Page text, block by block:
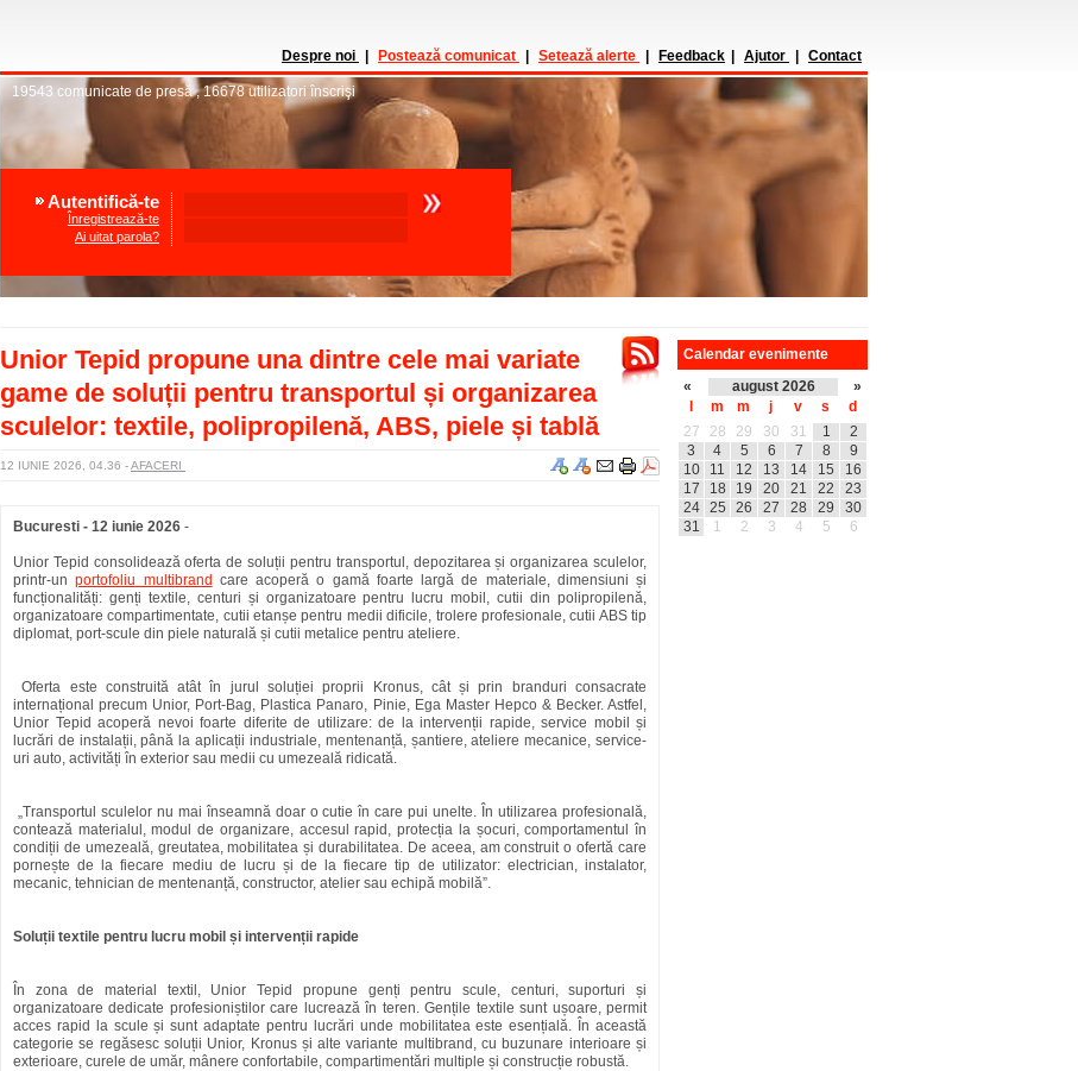
Despre noi Postează comunicat Setează alerte Feedback Ajutor Contact
19543 comunicate de presă,16678 utilizatori înscrişi
Autentifică-te
Înregistrează-te
Ai uitat parola?
Unior Tepid propune una dintre cele mai variate
game de soluții pentru transportul și organizarea
sculelor: textile, polipropilenă, ABS, piele și tablă
12 IUNIE 2026, 04.36 -AFACERI
Bucuresti - 12 iunie 2026 -
Unior Tepid consolidează oferta de soluții pentru transportul, depozitarea și organizarea sculelor,
printr-unportofoliu multibrand care acoperă o gamă foarte largă de materiale, dimensiuni și
funcționalități: genți textile, centuri și organizatoare pentru lucru mobil, cutii din polipropilenă,
organizatoare compartimentate, cutii etanșe pentru medii dificile, trolere profesionale, cutii ABS tip
diplomat, port-scule din piele naturală și cutii metalice pentru ateliere.
Oferta este construită atât în jurul soluției proprii Kronus, cât și prin branduri consacrate
internațional precum Unior, Port-Bag, Plastica Panaro, Pinie, Ega Master Hepco & Becker. Astfel,
Unior Tepid acoperă nevoi foarte diferite de utilizare: de la intervenții rapide, service mobil și
lucrări de instalații, până la aplicații industriale, mentenanță, șantiere, ateliere mecanice, service-
uri auto, activități în exterior sau medii cu umezeală ridicată.
„Transportul sculelor nu mai înseamnă doar o cutie în care pui unelte. În utilizarea profesională,
contează materialul, modul de organizare, accesul rapid, protecția la șocuri, comportamentul în
condiții de umezeală, greutatea, mobilitatea și durabilitatea. De aceea, am construit o ofertă care
pornește de la fiecare mediu de lucru și de la fiecare tip de utilizator: electrician, instalator,
mecanic, tehnician de mentenanță, constructor, atelier sau echipă mobilă”.
Soluții textile pentru lucru mobil și intervenții rapide
În zona de material textil, Unior Tepid propune genți pentru scule, centuri, suporturi și
organizatoare dedicate profesioniștilor care lucrează în teren. Gențile textile sunt ușoare, permit
acces rapid la scule și sunt adaptate pentru lucrări unde mobilitatea este esențială. În această
categorie se regăsesc soluții Unior, Kronus și alte variante multibrand, cu buzunare interioare și
exterioare, curele de umăr, mânere confortabile, compartimentări multiple și construcție robustă.
Calendar evenimente
«
august 2026
»
m m j v s
d
27
28 29 30 31 1
2
3
4 5 6 7 8
9
10
11 12 13 14 15
16
17
18 19 20 21 22
23
24
25 26 27 28 29
30
31
1 2 3 4 5 6